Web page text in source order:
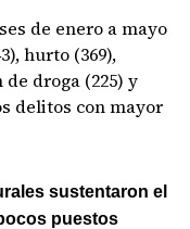
de enero a mayo
hurto (369),
droga (225) y
delitos con mayor
sustentaron el
puestos